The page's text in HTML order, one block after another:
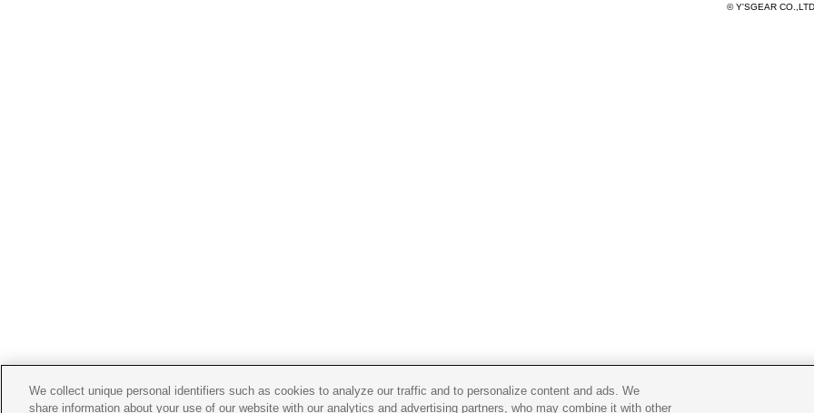
© Y'SGEAR
We collect unique personal identifiers such as cookies to analyze our traffic and to personalize content and ads. We
share information about your use of our website with our analytics and advertising partners, who may combine it with other